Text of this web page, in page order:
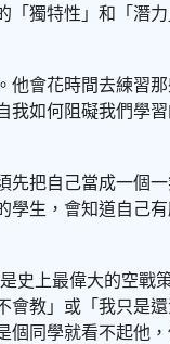
「獨特性」和「
會花時間去練習
如何阻礙我們學
把自己當成一個
生，會知道自己
史上最偉大的空
教」或「我只是
同學就看不起他